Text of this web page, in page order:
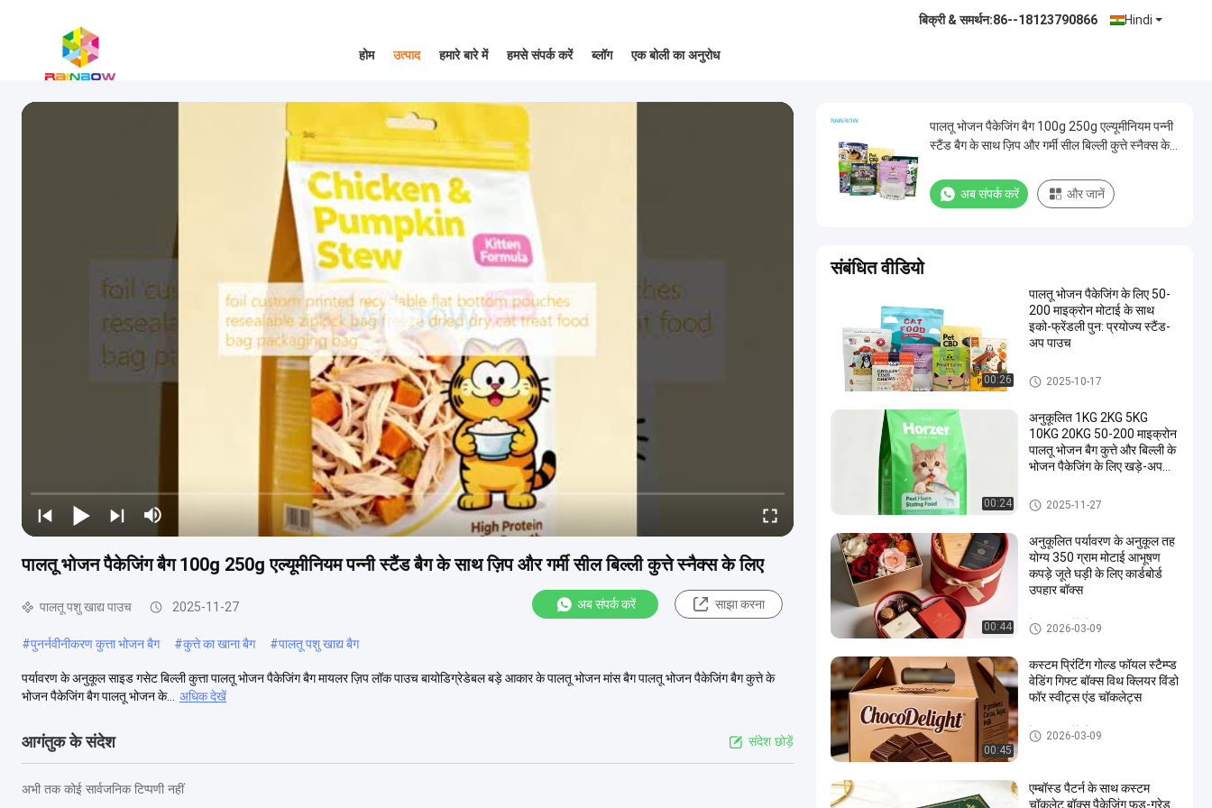
Hindi
बिक्री & समर्थन:86--18123790866
होम उत्पाद हमारे बारे में हमसे संपर्क करें ब्लॉग एक बोली का अनुरोध
पालतू भोजन पैकेजिंग बैग 100g 250g एल्यूमीनियम पन्नी स्टैंड बैग के साथ ज़िप और गर्मी सील बिल्ली कुत्ते स्नैक्स के लिए
पालतू पशु खाद्य पाउच 2025-11-27 अब संपर्क करें साझा करना
#पुनर्नवीनीकरण कुत्ता भोजन बैग #कुत्ते का खाना बैग #पालतू पशु खाद्य बैग
पर्यावरण के अनुकूल साइड गसेट बिल्ली कुत्ता पालतू भोजन पैकेजिंग बैग मायलर ज़िप लॉक पाउच बायोडिग्रेडेबल बड़े आकार के पालतू भोजन मांस बैग पालतू भोजन पैकेजिंग बैग कुत्ते के
भोजन पैकेजिंग बैग पालतू भोजन के...
अधिक देखें
आगंतुक के संदेश संदेश छोड़ें
अभी तक कोई सार्वजनिक टिप्पणी नहीं
पालतू भोजन पैकेजिंग बैग 100g 250g एल्यूमीनियम पन्नी
स्टैंड बैग के साथ ज़िप और गर्मी सील बिल्ली कुत्ते स्नैक्स के
अब संपर्क करें और जानें
संबंधित वीडियो
00:26
पालतू भोजन पैकेजिंग के लिए 50-
200 माइक्रोन मोटाई के साथ
इको-फ्रेंडली पुन: प्रयोज्य स्टैंड-
अप पाउच
पालतू पशु खाद्य पाउच
2025-10-17
00:24
अनुकूलित 1KG 2KG 5KG
10KG 20KG 50-200 माइक्रोन
पालतू भोजन बैग कुत्ते और बिल्ली के
भोजन पैकेजिंग के लिए खड़े-अप
पालतू पशु खाद्य पाउच
2025-11-27
00:44
अनुकूलित पर्यावरण के अनुकूल तह
योग्य 350 ग्राम मोटाई आभूषण
कपड़े जूते घड़ी के लिए कार्डबोर्ड
उपहार बॉक्स
पेपर बॉक्स पैकेजिंग
2026-03-09
00:45
कस्टम प्रिंटिंग गोल्ड फॉयल स्टैम्प्ड
वेडिंग गिफ्ट बॉक्स विथ क्लियर विंडो
फॉर स्वीट्स एंड चॉकलेट्स
पेपर बॉक्स पैकेजिंग
2026-03-09
एम्बॉस्ड पैटर्न के साथ कस्टम
चॉकलेट बॉक्स पैकेजिंग फूड-ग्रेड